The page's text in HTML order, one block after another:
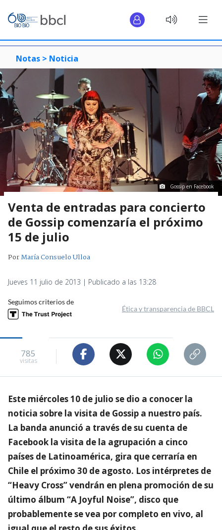
Notas > Noticia
Gossip en Facebook
Venta de entradas para concierto
de Gossip comenzaría el próximo
15 de julio
PorMaría Consuelo Ulloa
Jueves 11 julio de 2013 | Publicado a las 13:28
Seguimos criterios de
Ética y transparencia de BBCL
785
visitas
Este miércoles 10 de julio se dio a conocer la
noticia sobre la visita de Gossip a nuestro país.
La banda anunció a través de su cuenta de
Facebook la visita de la agrupación a cinco
países de Latinoamérica, gira que cerraría en
Chile el próximo 30 de agosto. Los intérpretes de
“Heavy Cross” vendrán en plena promoción de su
último álbum “A Joyful Noise”, disco que
probablemente se vea por completo en vivo, al